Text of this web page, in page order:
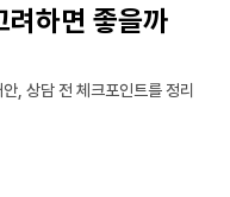
려하면 좋을까
, 상담 전 체크포인트를 정리